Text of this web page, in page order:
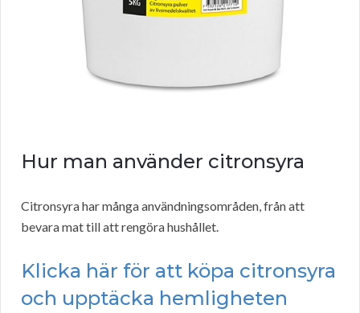
Hur man använder citronsyra
Citronsyra har många användningsområden, från att
bevara mat till att rengöra hushållet.
Klicka här för att köpa citronsyra
och upptäcka hemligheten